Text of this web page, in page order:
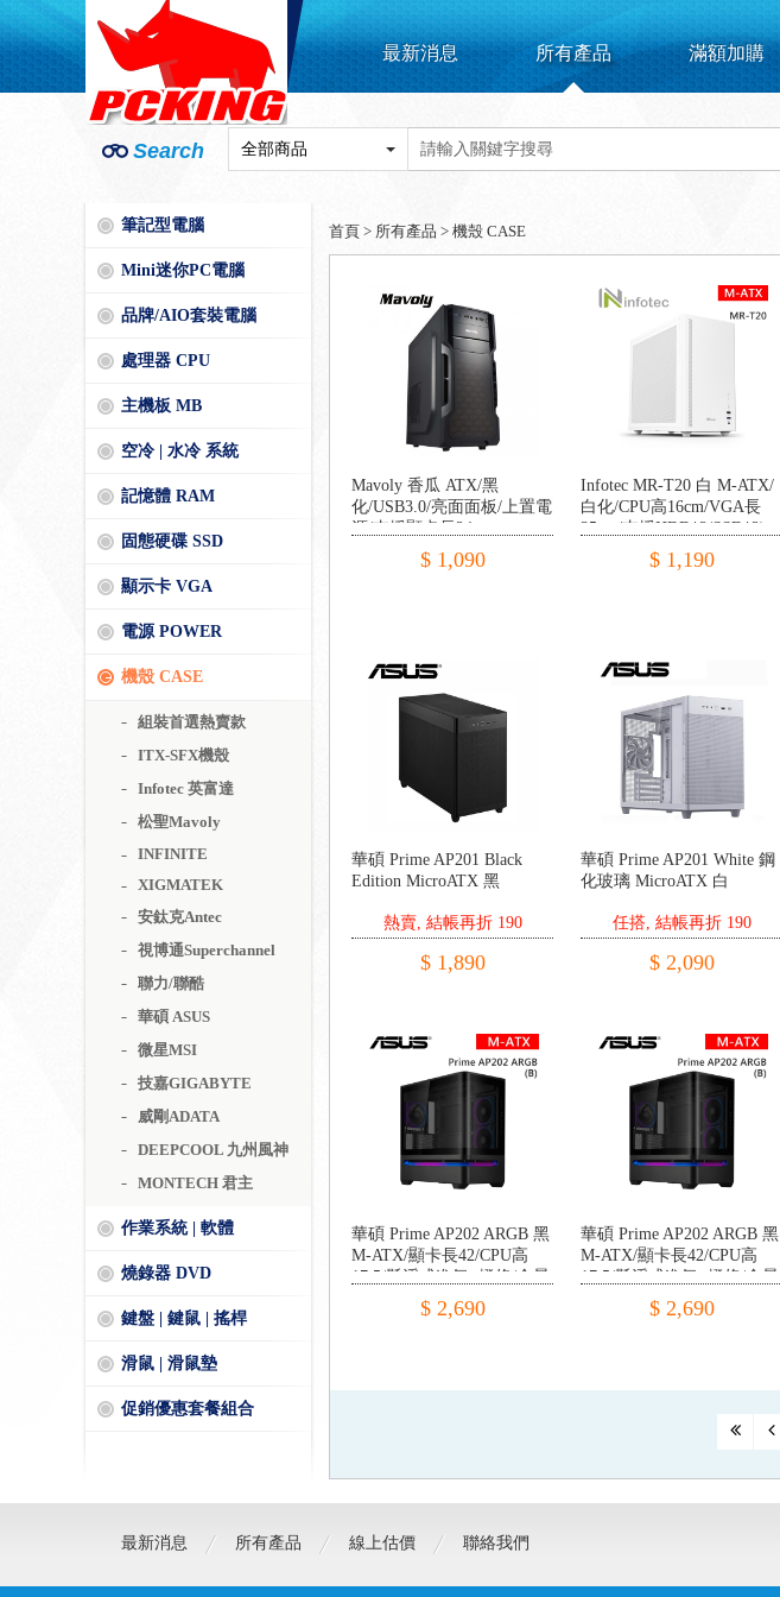
最新消息 所有產品 滿額加購
Search
筆記型電腦
Mini迷你PC電腦
品牌/AIO套裝電腦
處理器 CPU
主機板 MB
空冷 | 水冷 系統
記憶體 RAM
固態硬碟 SSD
顯示卡 VGA
電源 POWER
機殼 CASE
組裝首選熱賣款
ITX-SFX機殼
Infotec 英富達
松聖Mavoly
INFINITE
XIGMATEK
安鈦克Antec
視博通Superchannel
聯力/聯酷
華碩 ASUS
微星MSI
技嘉GIGABYTE
威剛ADATA
DEEPCOOL 九州風神
MONTECH 君主
作業系統 | 軟體
燒錄器 DVD
鍵盤 | 鍵鼠 | 搖桿
滑鼠 | 滑鼠墊
促銷優惠套餐組合
首頁 > 所有產品 > 機殼 CASE
Mavoly 香瓜 ATX/黑
化/USB3.0/亮面面板/上置電
源/支援顯卡長24cm
$ 1,090
Infotec MR-T20 白 M-ATX/
白化/CPU高16cm/VGA長
35cm/支援HDD*2/SSD*2)
$ 1,190
華碩 Prime AP201 Black
Edition MicroATX 黑
熱賣, 結帳再折 190
$ 1,890
華碩 Prime AP201 White 鋼
化玻璃 MicroATX 白
任搭, 結帳再折 190
$ 2,090
華碩 Prime AP202 ARGB 黑
M-ATX/顯卡長42/CPU高
17.5/懸浮式進氣+燈條/全景
$ 2,690
華碩 Prime AP202 ARGB 黑
M-ATX/顯卡長42/CPU高
17.5/懸浮式進氣+燈條/全景
$ 2,690
最新消息 所有產品 線上估價 聯絡我們